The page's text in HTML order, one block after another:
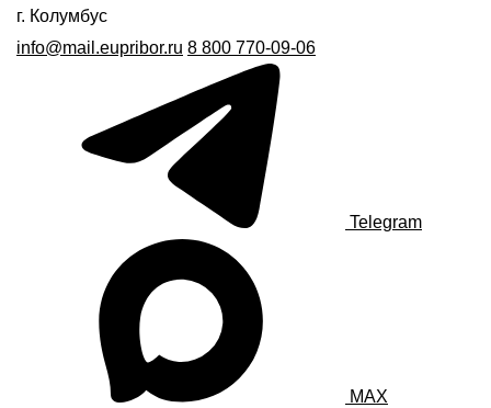
г. Колумбус
info@mail.eupribor.ru 8 800 770-09-06
Telegram
MAX